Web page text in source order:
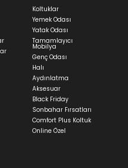
verilme süresi
yaşadığınız şehre
ortalama 5-24 iş
siparişlerinizin teslim
ürünün stok durumuna
takip edebilirsiniz.
Sorularbölümünü ziyaret
Koltuklar
Yemek Odası
Yatak Odası
Tamamlayıcı
Mobilya
Genç Odası
Halı
Aydınlatma
Aksesuar
Black Friday
Sonbahar Fırsatları
Comfort Plus Koltuk
Online Özel